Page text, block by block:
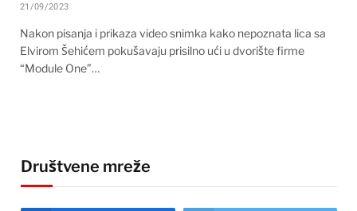
21/09/2023
Nakon pisanja i prikaza video snimka kako nepoznata lica sa
Elvirom Šehićem pokušavaju prisilno ući u dvorište firme
“Module One”…
Društvene mreže